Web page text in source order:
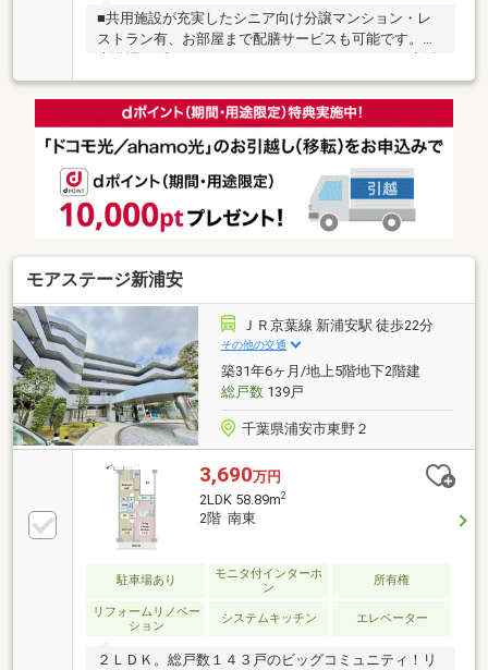
■共用施設が充実したシニア向け分譲マンション・レ
ストラン有、お部屋まで配膳サービスも可能です。・
大浴場・プライベートスパ・オーディオルーム・生活
支援サービス（緊急対応サービス、生活相談、助言サ
ービス等）・提携期間による医療介護サービス■２４
時間ゴミ捨て可能■セコム対応で安心の生活■バリアフ
リー設計（玄関を広く折畳ベンチ付き、玄関扉や室内
まで徒歩１分（約50m）■新浦安駅、浦安駅まで居住
者専用のシャトルバス有（無料）■ホテルライクな内
廊下設計■玄関には折畳ベンチ付き■玄関、浴室、トイ
モアステージ新浦安
ＪＲ京葉線 新浦安駅 徒歩22分
その他の交通
築31年6ヶ月/地上5階地下2階建
総戸数139戸
千葉県浦安市東野２
3,690万円
2LDK 58.89m2
2階 南東
駐車場あり
モニタ付インターホ
ン
所有権
リフォームリノベー
ション
システムキッチン エレベーター
２ＬＤＫ。総戸数１４３戸のビッグコミュニティ！リ